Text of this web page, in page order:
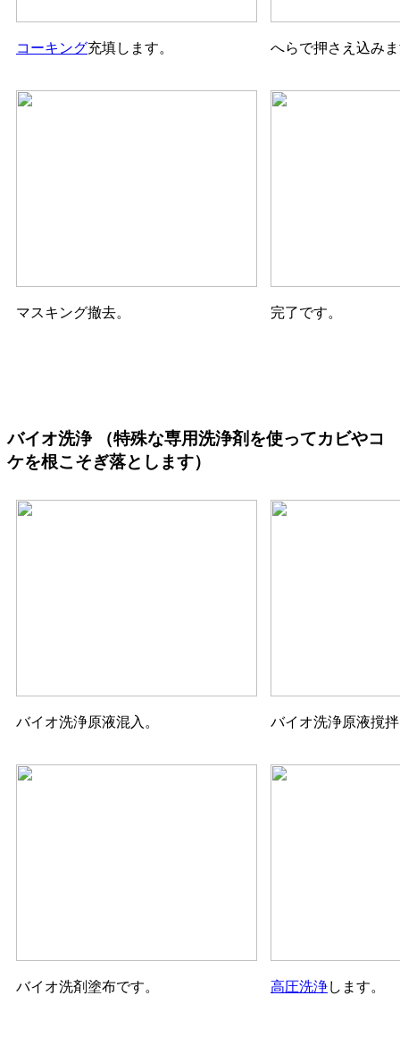
コーキング充填します。 へらで押さえ込み
マスキング撤去。 完了です。
バイオ洗浄（特殊な専用洗浄剤を使ってカビやコ
ケを根こそぎ落とします）
バイオ洗浄原液混入。 バイオ洗浄原液撹
バイオ洗剤塗布です。 高圧洗浄します。